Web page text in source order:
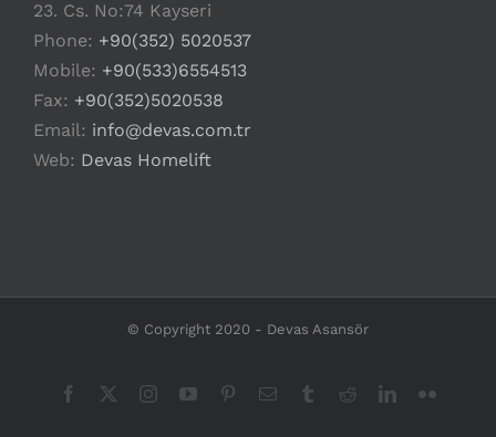
23. Cs. No:74 Kayseri
Phone: +90(352) 5020537
Mobile: +90(533)6554513
Fax: +90(352)5020538
Email: info@devas.com.tr
Web: Devas Homelift
© Copyright 2020 - Devas Asansör
Facebook InstagramYouTubePinterestEmail TumblrRedditLinkedInFlickr